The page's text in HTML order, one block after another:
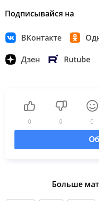
Подписывайся на
ВКонтакте
Дзен Rutube
0 0 0
Больше